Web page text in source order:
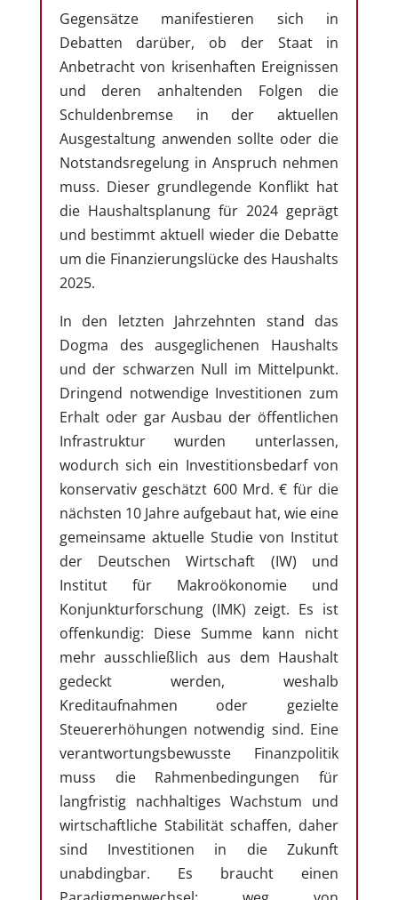
Gegensätze manifestieren sich in
Debatten darüber, ob der Staat in
Anbetracht von krisenhaften Ereignissen
und deren anhaltenden Folgen die
Schuldenbremse in der aktuellen
Ausgestaltung anwenden sollte oder die
Notstandsregelung in Anspruch nehmen
muss. Dieser grundlegende Konflikt hat
die Haushaltsplanung für 2024 geprägt
und bestimmt aktuell wieder die Debatte
um die Finanzierungslücke des Haushalts
2025.
In den letzten Jahrzehnten stand das
Dogma des ausgeglichenen Haushalts
und der schwarzen Null im Mittelpunkt.
Dringend notwendige Investitionen zum
Erhalt oder gar Ausbau der öffentlichen
Infrastruktur wurden unterlassen,
wodurch sich ein Investitionsbedarf von
konservativ geschätzt 600 Mrd. € für die
nächsten 10 Jahre aufgebaut hat, wie eine
gemeinsame aktuelle Studie von Institut
der Deutschen Wirtschaft (IW) und
Institut für Makroökonomie und
Konjunkturforschung (IMK) zeigt. Es ist
offenkundig: Diese Summe kann nicht
mehr ausschließlich aus dem Haushalt
gedeckt werden, weshalb
Kreditaufnahmen oder gezielte
Steuererhöhungen notwendig sind. Eine
verantwortungsbewusste Finanzpolitik
muss die Rahmenbedingungen für
langfristig nachhaltiges Wachstum und
wirtschaftliche Stabilität schaffen, daher
sind Investitionen in die Zukunft
unabdingbar. Es braucht einen